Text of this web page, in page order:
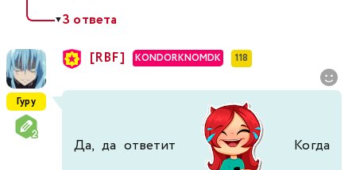
▼3 ответа
Гуру
[RBF] KONDORKNOMDK 118
Да, да ответит Когда